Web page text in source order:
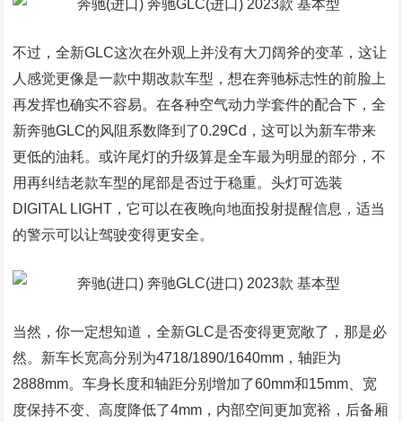
不过，全新GLC这次在外观上并没有大刀阔斧的变革，这让
人感觉更像是一款中期改款车型，想在奔驰标志性的前脸上
再发挥也确实不容易。在各种空气动力学套件的配合下，全
新奔驰GLC的风阻系数降到了0.29Cd，这可以为新车带来
更低的油耗。或许尾灯的升级算是全车最为明显的部分，不
用再纠结老款车型的尾部是否过于稳重。头灯可选装
DIGITAL LIGHT，它可以在夜晚向地面投射提醒信息，适当
的警示可以让驾驶变得更安全。
当然，你一定想知道，全新GLC是否变得更宽敞了，那是必
然。新车长宽高分别为4718/1890/1640mm，轴距为
2888mm。车身长度和轴距分别增加了60mm和15mm、宽
度保持不变、高度降低了4mm，内部空间更加宽裕，后备厢